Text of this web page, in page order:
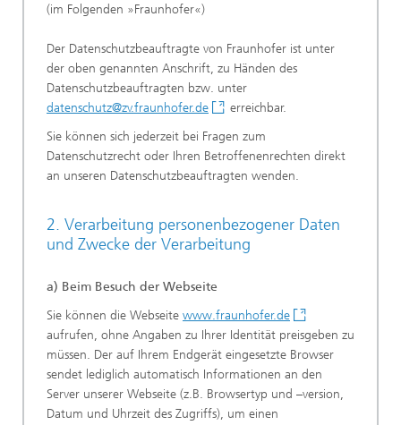
(im Folgenden »Fraunhofer«)
Der Datenschutzbeauftragte von Fraunhofer ist unter
der oben genannten Anschrift, zu Händen des
Datenschutzbeauftragten bzw. unter
datenschutz@zv.fraunhofer.de
erreichbar.
Sie können sich jederzeit bei Fragen zum
Datenschutzrecht oder Ihren Betroffenenrechten direkt
an unseren Datenschutzbeauftragten wenden.
2. Verarbeitung personenbezogener Daten
und Zwecke der Verarbeitung
a) Beim Besuch der Webseite
Sie können die Webseite www.fraunhofer.de
aufrufen, ohne Angaben zu Ihrer Identität preisgeben zu
müssen. Der auf Ihrem Endgerät eingesetzte Browser
sendet lediglich automatisch Informationen an den
Server unserer Webseite (z.B. Browsertyp und –version,
Datum und Uhrzeit des Zugriffs), um einen